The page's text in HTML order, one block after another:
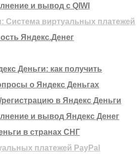
и вывод с QIWI
Система виртуальных платежей
Яндекс.Денег
Деньги: как получить
о Яндекс Деньгах
в Яндекс Деньги
и вывод Яндекс Денег
в странах СНГ
платежей PayPal